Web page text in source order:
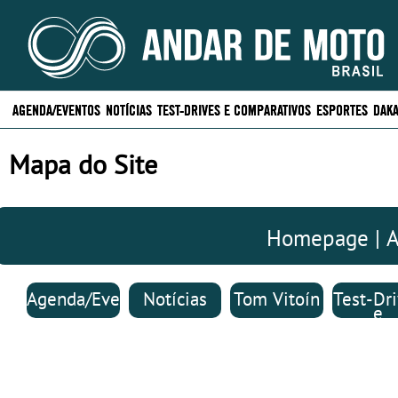
AGENDA/EVENTOS NOTÍCIAS TEST-DRIVES E COMPARATIVOS ESPORTES
Mapa do Site
Homepage |
Agenda/EventosNotícias Tom Vitoín Test-
e